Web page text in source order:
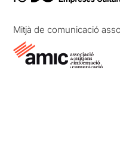
Mitjà de comunicació